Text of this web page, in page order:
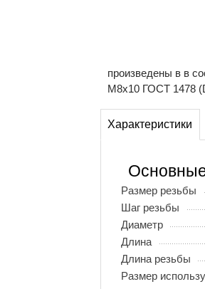
произведены в в
М8х10 ГОСТ 1478
Характеристики
Размер резьбы
Шаг резьбы
Диаметр
Длина
Длина резьбы
Размер